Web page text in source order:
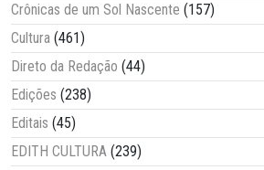
Crônicas de um Sol Nascente (157)
Cultura (461)
Direto da Redação (44)
Edições (238)
Editais (45)
EDITH CULTURA (239)